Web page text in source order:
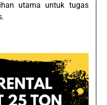
utama untuk tugas